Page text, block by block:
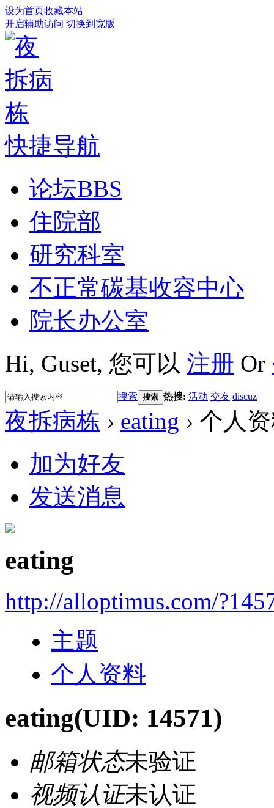
设为首页收藏本站
开启辅助访问 切换到宽版
快捷导航
论坛BBS
住院部
研究科室
不正常碳基收容中心
院长办公室
Hi, Guset, 您可以 注册 Or
搜索 搜索 热搜: 活动 交友 discuz
夜拆病栋 › eating › 个人
加为好友
发送消息
eating
http://alloptimus.com/
主题
个人资料
eating(UID: 14571)
邮箱状态未验证
视频认证未认证